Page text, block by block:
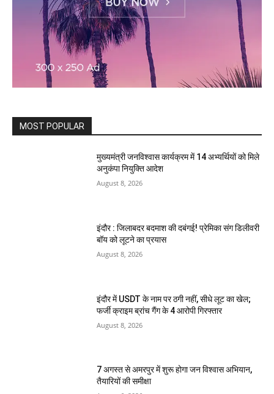
MOST POPULAR
मुख्यमंत्री जनविश्वास कार्यक्रम में 14 अभ्यर्थियों को मिले
अनुकंपा नियुक्ति आदेश
August 8, 2026
इंदौर : जिलाबदर बदमाश की दबंगई! प्रेमिका संग डिलीवरी
बॉय को लूटने का प्रयास
August 8, 2026
इंदौर में USDT के नाम पर ठगी नहीं, सीधे लूट का खेल;
फर्जी क्राइम ब्रांच गैंग के 4 आरोपी गिरफ्तार
August 8, 2026
7 अगस्त से अमरपुर में शुरू होगा जन विश्वास अभियान,
तैयारियों की समीक्षा